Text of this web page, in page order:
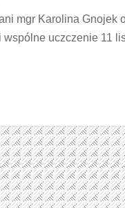
mgr Karolina Gnojek
uczczenie 11